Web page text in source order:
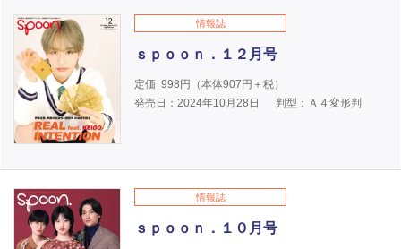
情報誌
ｓｐｏｏｎ．１２月号
定価 998円（本体907円＋税）
発売日：2024年10月28日
判型：Ａ４変形判
情報誌
ｓｐｏｏｎ．１０月号